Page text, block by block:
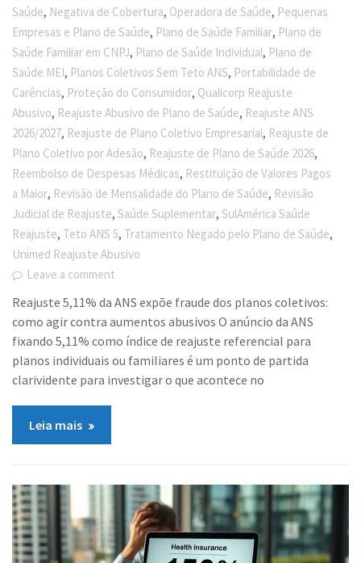
Saúde, Negativa de Cobertura, Operadora de Saúde, Pequenas
Empresas e Plano de Saúde, Plano de Saúde Familiar, Plano de
Saúde Familiar em CNPJ, Plano de Saúde Individual, Plano de
Saúde MEI, Planos Coletivos Sem Teto ANS, Portabilidade de
Carências, Proteção do Consumidor, Qualicorp Reajuste
Abusivo, Reajuste Abusivo de Plano de Saúde, Reajuste ANS
2026/2027, Reajuste de Plano Coletivo Empresarial, Reajuste de
Plano Coletivo por Adesão, Reajuste de Plano de Saúde 2026,
Reembolso de Despesas Médicas, Restituição de Valores Pagos
a Maior, Revisão de Mensalidade do Plano de Saúde, Revisão
Judicial de Reajuste,Saúde Suplementar,SulAmérica Saúde
Reajuste, Teto ANS 5, Tratamento Negado pelo Plano de Saúde,
Unimed Reajuste Abusivo
Leave a comment
Reajuste 5,11% da ANS expõe fraude dos planos coletivos:
como agir contra aumentos abusivos O anúncio da ANS
fixando 5,11% como índice de reajuste referencial para
planos individuais ou familiares é um ponto de partida
clarividente para investigar o que acontece no
Leia mais